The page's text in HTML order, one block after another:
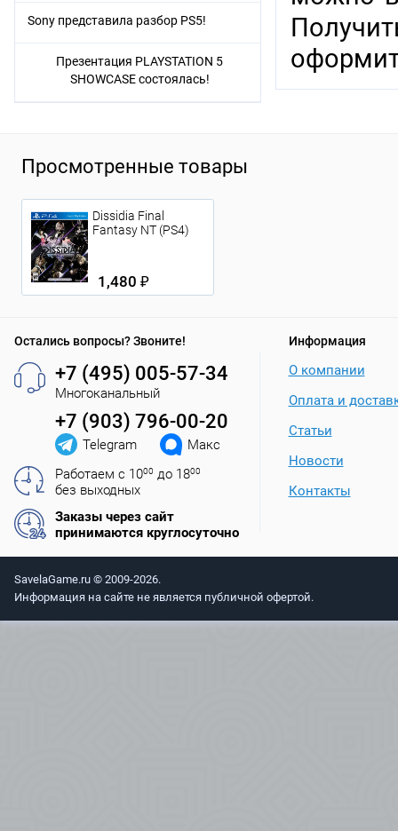
Sony представила разбор PS5!
Презентация PLAYSTATION 5
SHOWCASE состоялась!
Просмотренные товары
Dissidia Final
Fantasy NT (PS4)
1,480 ₽
Остались вопросы? Звоните!
+7 (495) 005-57-34
Многоканальный
+7 (903) 796-00-20
Telegram
Макс
Работаем с 1000 до 1800
без выходных
Заказы через сайт
принимаются круглосуточно
Информация
О компании
Оплата и
Статьи
Новости
Контакты
SavelaGame.ru © 2009-2026.
Информация на сайте не является публичной офертой.